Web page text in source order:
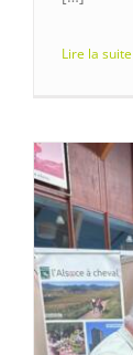
Lire la suite